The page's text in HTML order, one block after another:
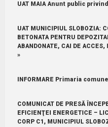
UAT MAIA Anunt public
UAT MUNICIPIUL SLOBOZIA:
BETONATA PENTRU
ABANDONATE, CAI DE
»
INFORMARE Primaria
COMUNICAT DE PRESĂ
EFICIENŢEI ENERGETICE –
CORP C1, MUNICIPIUL